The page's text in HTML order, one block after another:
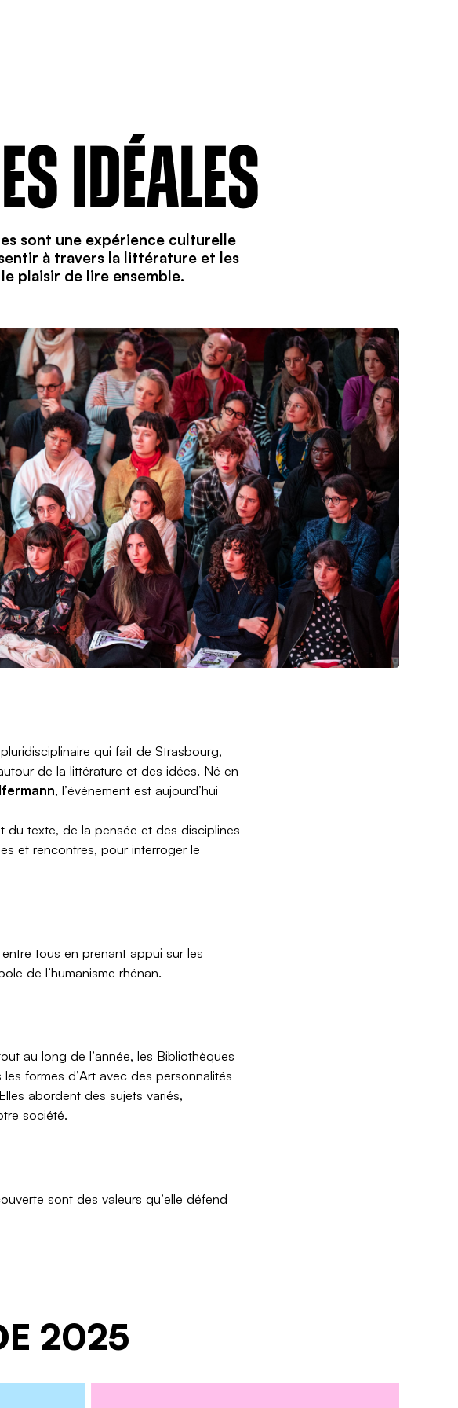
IDÉALES
sont une expérience culturelle
à travers la littérature et les
plaisir de lire ensemble.
qui fait de Strasbourg,
de la littérature et des idées. Né en
, l’événement est aujourd’hui
du texte, de la pensée et des disciplines
et rencontres, pour interroger le
tous en prenant appui sur les
de l’humanisme rhénan.
au long de l’année, les Bibliothèques
formes d’Art avec des personnalités
abordent des sujets variés,
société.
sont des valeurs qu’elle défend
2025